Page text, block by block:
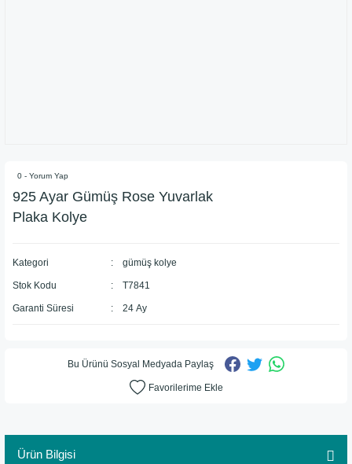
0 - Yorum Yap
925 Ayar Gümüş Rose Yuvarlak
Plaka Kolye
Kategori gümüş kolye
Stok Kodu T7841
Garanti Süresi 24 Ay
Bu Ürünü Sosyal Medyada Paylaş
Ürün Bilgisi